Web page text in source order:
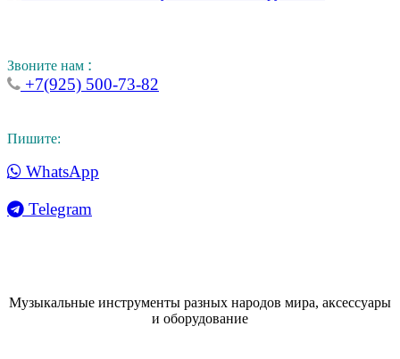
Звоните нам :
+7(925) 500-73-82
Пишите:
WhatsApp
Telegram
Музыкальные инструменты разных народов мира, аксессуары
и оборудование